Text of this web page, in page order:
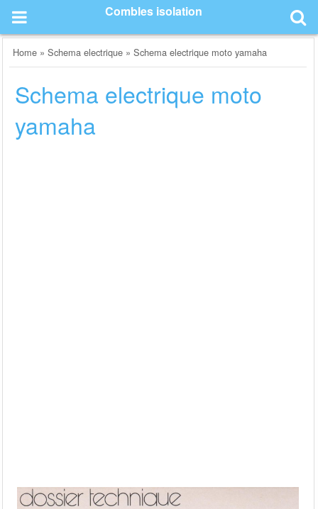
content
Combles isolation
Home »Schema electrique »Schema electrique moto yamaha
Schema electrique moto
yamaha